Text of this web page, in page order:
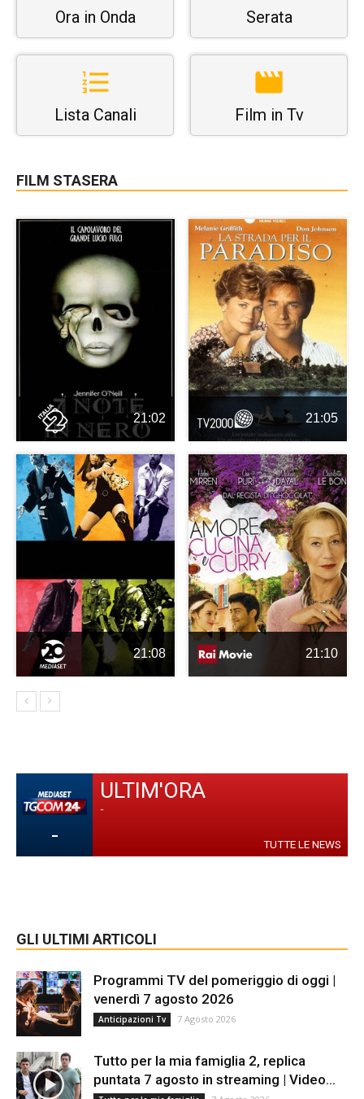
Ora in Onda Serata
Lista Canali Film in Tv
FILM STASERA
21:02 21:05
21:08 21:10
-
ULTIM'ORA
-
TUTTE LE NEWS
GLI ULTIMI ARTICOLI
Programmi TV del pomeriggio di oggi |
venerdì 7 agosto 2026
Anticipazioni Tv 7 Agosto 2026
Tutto per la mia famiglia 2, replica
puntata 7 agosto in streaming | Video...